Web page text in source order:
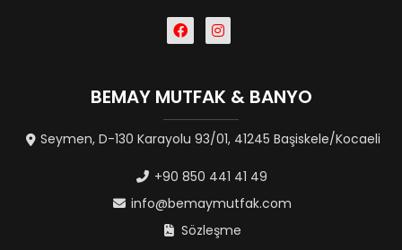
BEMAY MUTFAK & BANYO
Seymen, D-130 Karayolu 93/01, 41245 Başiskele/Kocaeli
+90 850 441 41 49
info@bemaymutfak.com
Sözleşme